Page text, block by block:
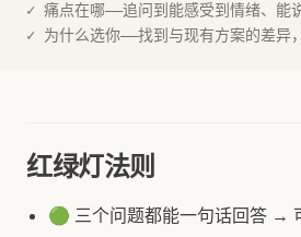
✓ 痛点在哪——追问到能感受到情绪、能
✓ 为什么选你——找到与现有方案的差异
红绿灯法则
🟢 三个问题都能一句话回答 →